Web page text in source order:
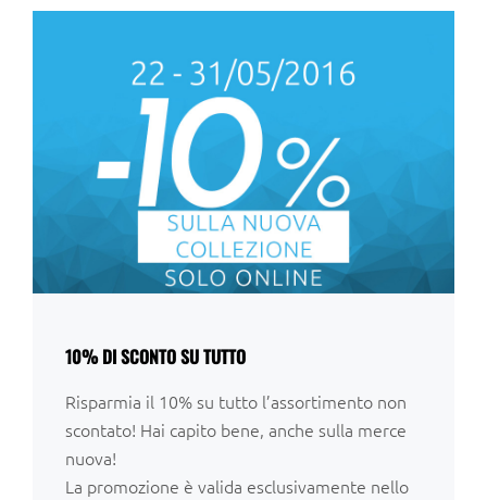
10% DI SCONTO SU TUTTO
Risparmia il 10% su tutto l’assortimento non
scontato! Hai capito bene, anche sulla merce
nuova!
La promozione è valida esclusivamente nello